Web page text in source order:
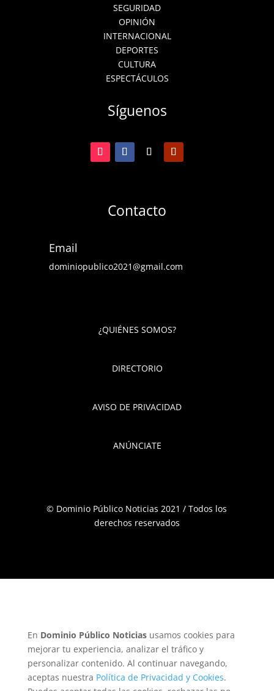
SEGURIDAD
OPINIÓN
INTERNACIONAL
DEPORTES
CULTURA
ESPECTÁCULOS
Síguenos
Contacto
Email
dominiopublico2021@gmail.com
¿QUIÉNES SOMOS?
DIRECTORIO
AVISO DE PRIVACIDAD
ANÚNCIATE
© Dominio Público Noticias 2021 / Todos los
derechos reservados
En Dominio Público Noticiasusamos cookies para
mejorar tu experiencia, analizar el tráfico y
personalizar contenido. Al continuar navegando,
aceptas nuestra Política de Privacidad y Cookies.